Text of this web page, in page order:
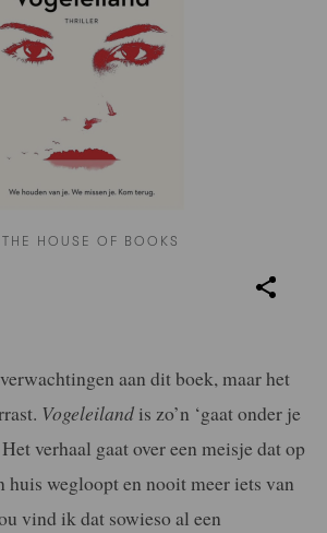
HOUSE OF BOOKS
aan dit boek, maar het
Vogeleiland is zo’n ‘gaat onder je
verhaal gaat over een meisje dat op
huis wegloopt en nooit meer iets van
vind ik dat sowieso al een